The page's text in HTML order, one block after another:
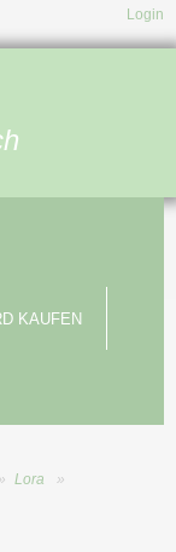
Login
KAUFEN
Lora
»